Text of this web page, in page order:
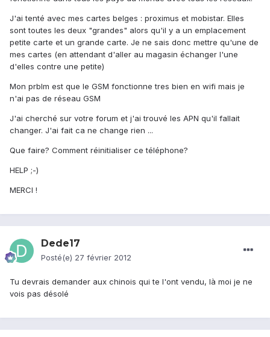
J'ai tenté avec mes cartes belges : proximus et mobistar. Elles
sont toutes les deux "grandes" alors qu'il y a un emplacement
petite carte et un grande carte. Je ne sais donc mettre qu'une de
mes cartes (en attendant d'aller au magasin échanger l'une
d'elles contre une petite)
Mon prblm est que le GSM fonctionne tres bien en wifi mais je
n'ai pas de réseau GSM
J'ai cherché sur votre forum et j'ai trouvé les APN qu'il fallait
changer. J'ai fait ca ne change rien ...
Que faire? Comment réinitialiser ce téléphone?
HELP ;-)
MERCI !
Dede17
Posté(e) 27 février 2012
Tu devrais demander aux chinois qui te l'ont vendu, là moi je ne
vois pas désolé